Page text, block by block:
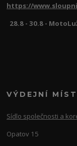
https://
28.8 - 30.8 -
VÝDEJNÍ
Sídlo společnosti a
Opatov 15